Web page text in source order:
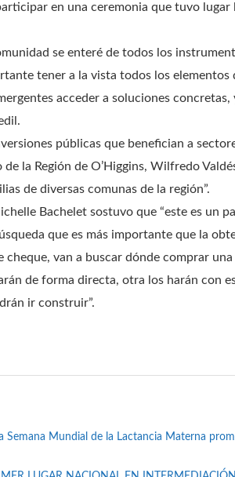
en una ceremonia que tuvo lugar
se enteré de todos los
tener a la vista todos los elementos
acceder a soluciones
públicas que benefician a
la Región de O’Higgins, Wilfredo
de diversas comunas de la región”.
Bachelet sostuvo que “este es un
que es más importante que la
van a buscar dónde comprar una
de forma directa, otra los harán con
ir construir”.
Semana Mundial de la Lactancia Materna